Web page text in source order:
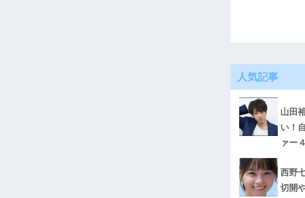
人気記事
山田
い！
ァー
西野
切開